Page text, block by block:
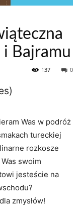
i Bajramu
0
137
Was w podróż
tureckiej
rozkosze‌
swoim
jesteście na
zmysłów!